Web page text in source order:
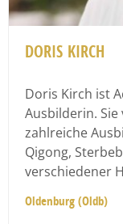
DORIS KIRCH
Doris Kirch ist
Ausbilderin.
zahlreiche
Qigong,
verschiedener
Oldenburg (Oldb)